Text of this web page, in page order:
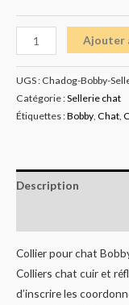
Ajouter
UGS : Chadog-Bobby-
Catégorie :Sellerie chat
Étiquettes :Bobby, Chat,
Description
Collier pour chat
Colliers chat cuir et
d’inscrire les